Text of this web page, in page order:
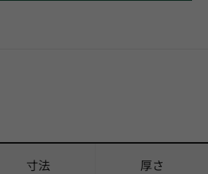
寸法 厚さ